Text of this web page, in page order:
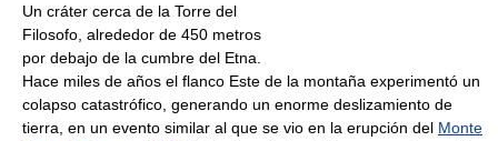
Un cráter cerca de la Torre del
Filosofo, alrededor de 450 metros
por debajo de la cumbre del Etna.
Hace miles de años el flanco Este de la montaña experimentó un
colapso catastrófico, generando un enorme deslizamiento de
tierra, en un evento similar al que se vio en la erupción del Monte